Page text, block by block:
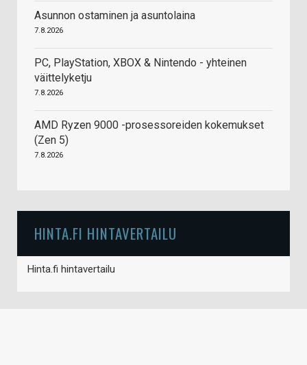
Asunnon ostaminen ja asuntolaina
7.8.2026
PC, PlayStation, XBOX & Nintendo - yhteinen
väittelyketju
7.8.2026
AMD Ryzen 9000 -prosessoreiden kokemukset
(Zen 5)
7.8.2026
HINTA.FI HINTAVERTAILU
Hinta.fi hintavertailu